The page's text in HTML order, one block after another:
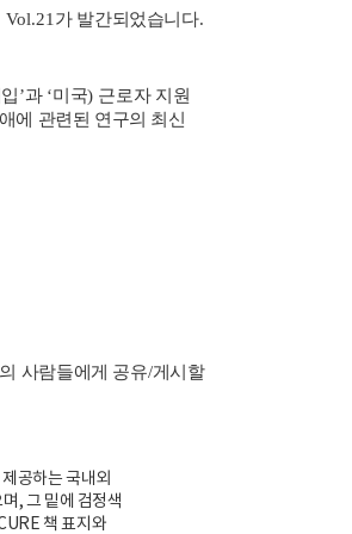
Vol.21 가 발간되었습니다.
’과 ‘미국) 근로자 지원
에 관련된 연구의 최신
사람들에게 공유/게시할